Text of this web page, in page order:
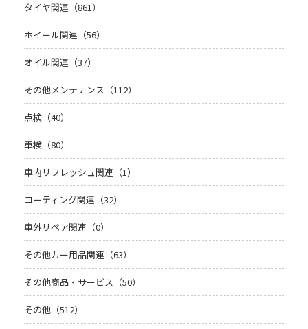
タイヤ関連（861）
ホイール関連（56）
オイル関連（37）
その他メンテナンス（112）
点検（40）
車検（80）
車内リフレッシュ関連（1）
コーティング関連（32）
車外リペア関連（0）
その他カー用品関連（63）
その他商品・サービス（50）
その他（512）